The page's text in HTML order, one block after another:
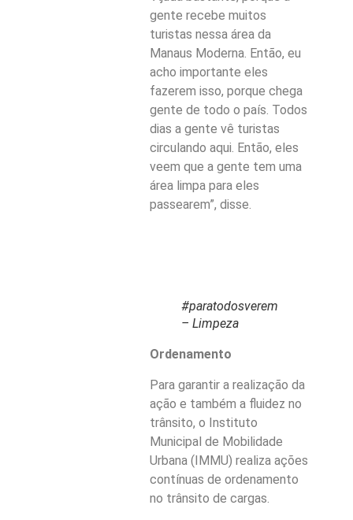
gente recebe muitos
turistas nessa área da
Manaus Moderna. Então, eu
acho importante eles
fazerem isso, porque chega
gente de todo o país. Todos
dias a gente vê turistas
circulando aqui. Então, eles
veem que a gente tem uma
área limpa para eles
passearem”, disse.
#paratodosverem
– Limpeza
Ordenamento
Para garantir a realização da
ação e também a fluidez no
trânsito, o Instituto
Municipal de Mobilidade
Urbana (IMMU) realiza ações
contínuas de ordenamento
no trânsito de cargas.